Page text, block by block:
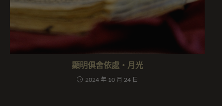
顯明俱舍依處・月光
2024 年 10 月 24 日